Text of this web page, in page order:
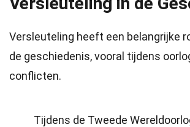
Versleuteling heeft een belangrijke
de geschiedenis, vooral tijdens
conflicten.
Tijdens de Tweede